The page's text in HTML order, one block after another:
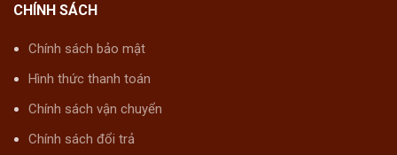
CHÍNH SÁCH
Chính sách bảo mật
Hình thức thanh toán
Chính sách vận chuyển
Chính sách đổi trả